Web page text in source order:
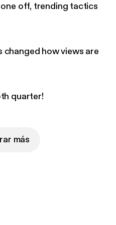
off, trending tactics
changed how views are
quarter!
más